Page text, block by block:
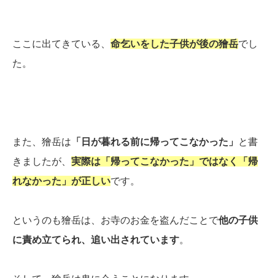
ここに出てきている、 命乞いをした子供が後の獪岳でし
た。
また、獪岳は 「日が暮れる前に帰ってこなかった」
と書
きましたが、 実際は「帰ってこなかった」ではなく「帰
れなかった」が正しいです。
というのも獪岳は、お寺のお金を盗んだことで他の子供
に責め立てられ、追い出されています。